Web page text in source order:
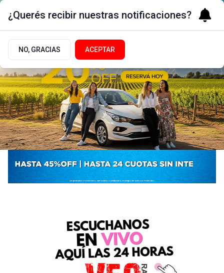
¿Querés recibir nuestras notificaciones?
NO, GRACIAS ACEPTAR